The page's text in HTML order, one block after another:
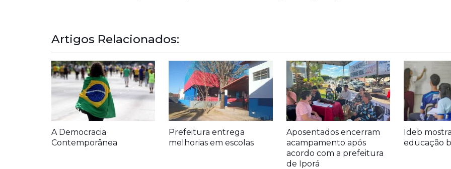
Artigos Relacionados:
A Democracia
Contemporânea
Prefeitura entrega
melhorias em escolas
Aposentados encerram
acampamento após
acordo com a prefeitura
de Iporá
Ideb
educação